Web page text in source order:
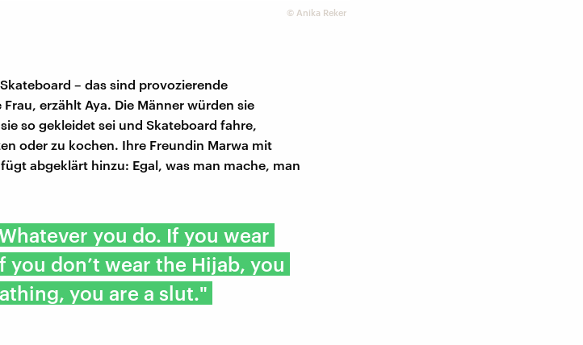
© Anika Reker
– das sind provozierende
erzählt Aya. Die Männer würden sie
so gekleidet sei und Skateboard fahre,
oder zu kochen. Ihre Freundin Marwa mit
abgeklärt hinzu: Egal, was man mache, man
you do. If you wear
you don’t wear the Hijab, you
you are a slut."